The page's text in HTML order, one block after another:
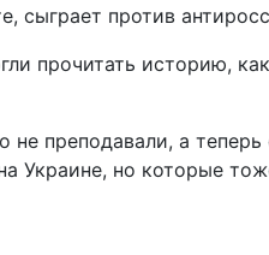
сыграет против
прочитать историю,
преподавали, а теперь
Украине, но которые